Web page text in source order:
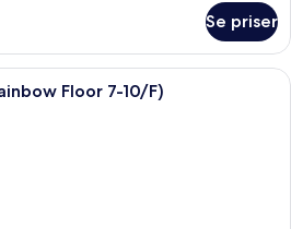
Se priser
Familierom, ikke-røyk (Rainbow
Floor 7-10/F)